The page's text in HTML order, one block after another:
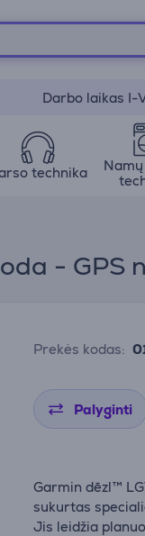
Darbo laikas
technika
- GPS
Prekės kodas:
Palyginti
Garmin dēzl™
sukurtas
Jis leidžia